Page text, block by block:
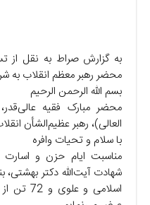
به گزارش صراط به نقل از
محضر رهبر معظم انقلاب به
بسم الله الرحمن الرحیم
محضر مبارک فقیه
العالی)، رهبر عظیم‌الشأن
با سلام و تحیات وافره
مناسبت ایام حزن و اسارت
شهادت آیت‌الله دکتر بهشتی،
اسلامی و